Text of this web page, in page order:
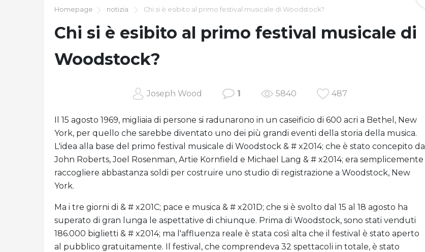
Homepage notizia Chi si è esibito al primo festival musicale di Woodstock?
Chi si è esibito al primo festival musicale di
Woodstock?
Joseph Wood 1 5840 487
Il 15 agosto 1969, migliaia di persone si radunarono in un caseificio di 600 acri a Bethel, New
York, per quello che sarebbe diventato uno dei più grandi eventi della storia della musica.
L'idea alla base del primo festival musicale di Woodstock & # x2014; che è stato concepito da
John Roberts, Joel Rosenman, Artie Kornfield e Michael Lang & # x2014; era semplicemente
raccogliere abbastanza soldi per costruire uno studio di registrazione a Woodstock, New
York.
Ma i tre giorni di & # x201C; pace e musica & # x201D; che si è svolto dal 15 al 18 agosto ha
superato di gran lunga le aspettative di chiunque. Prima di Woodstock, sono stati venduti
186.000 biglietti & # x2014; ma l'affluenza reale è stata così alta che il festival è stato aperto
al pubblico gratuitamente. Il festival, che comprendeva 32 spettacoli in totale, è stato